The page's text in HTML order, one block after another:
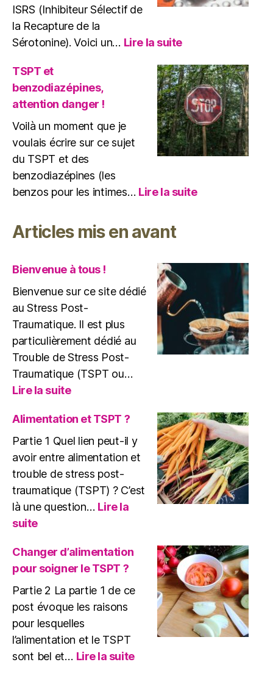
ISRS (Inhibiteur Sélectif de
la Recapture de la
Sérotonine). Voici un… Lire la suite:
et
TSPTC
:
mon
usage
TSPT et
benzodiazépines,
attention danger !
Voilà un moment que je
voulais écrire sur ce sujet
du TSPT et des
benzodiazépines (les
benzos pour les intimes… Lire la suite:
Articles mis en avant
Bienvenue à tous !
Bienvenue sur ce site dédié
au Stress Post-
Traumatique. Il est plus
particulièrement dédié au
Trouble de Stress Post-
Traumatique (TSPT ou…
Lire la suite:
à
!
Alimentation et TSPT ?
Partie 1 Quel lien peut-il y
avoir entre alimentation et
trouble de stress post-
traumatique (TSPT) ? C’est
là une question… Lire la
suite:
et
TSPT
?
Changer d’alimentation
pour soigner le TSPT ?
Partie 2 La partie 1 de ce
post évoque les raisons
pour lesquelles
l’alimentation et le TSPT
sont bel et… Lire la suite: